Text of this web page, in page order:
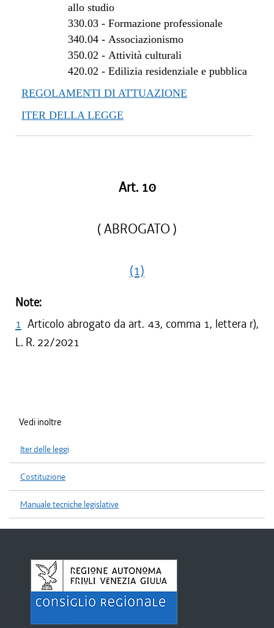
dal 01/08/2013 al 06/01/2014
dal 29/12/2012 al 31/07/2013
dal 28/07/2012 al 28/12/2012
dal 29/03/2012 al 27/07/2012
allo studio
330.03- Formazione professionale
340.04- Associazionismo
350.02 - Attività culturali
420.02 - Edilizia residenziale e pubblica
REGOLAMENTI DI ATTUAZIONE
ITER DELLA LEGGE
Art. 10
( ABROGATO )
(1)
Note:
1 Articolo abrogato da art. 43, comma 1, lettera r),
L. R. 22/2021
Vedi inoltre
Iter delle leggi
Costituzione
Manuale tecniche legislative